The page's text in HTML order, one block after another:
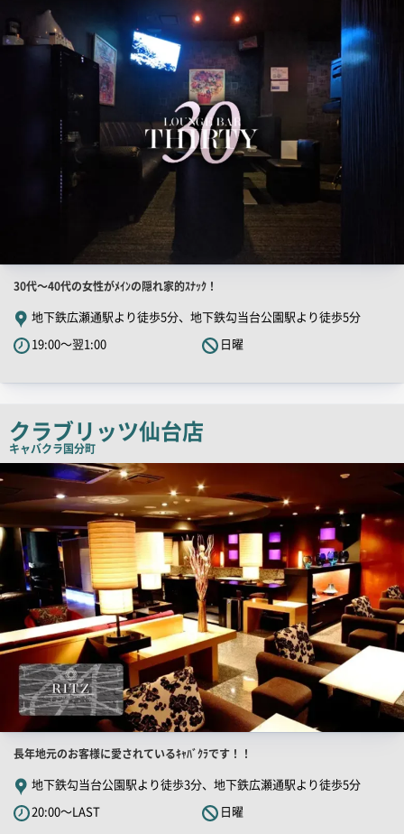
PR
画
像
店
舗
PR
キ
コ
ピ
30代～40代の女性がﾒｲﾝの隠れ家的ｽﾅｯｸ！
地下鉄広瀬通駅より徒歩5分、地下鉄勾当台公園駅より徒歩5分
19:00～翌1:00
日曜
クラブリッツ仙台店
キャバクラ国分町
店
舗
画
店
舗
PR
キ
長年地元のお客様に愛されているｷｬﾊﾞｸﾗです！！
地下鉄勾当台公園駅より徒歩3分、地下鉄広瀬通駅より徒歩5分
20:00～LAST
日曜